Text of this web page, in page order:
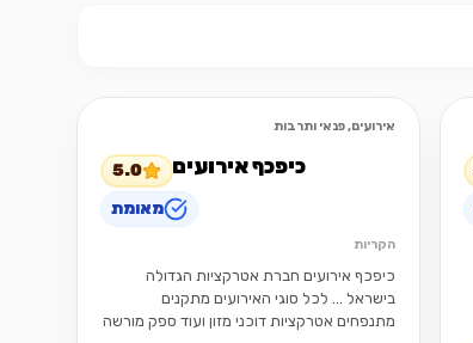
מומלץ
אירועים, פנאי ותרבות
כיפכף אירועים
5.0
מאומת
הקריות
כיפכף אירועים חברת אטרקציות הגדולה
בישראל ... לכל סוגי האירועים מתקנים
מתנפחים אטרקציות דוכני מזון ועוד ספק מורשה